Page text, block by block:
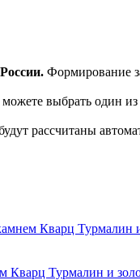
Формирование
выбрать
рассчитаны
Кварц Турмалин и